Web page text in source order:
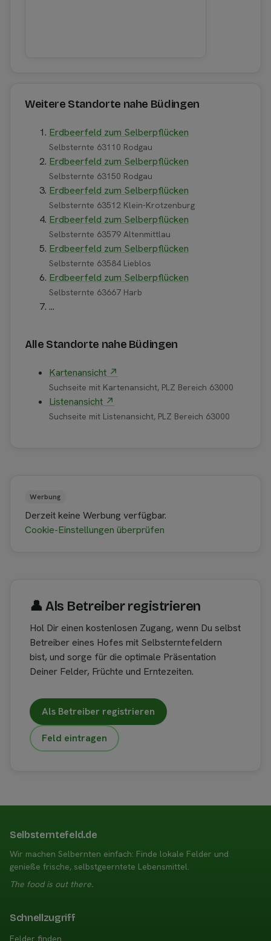
Weitere Standorte nahe Büdingen
Erdbeerfeld zum Selberpflücken
Selbsternte 63110 Rodgau
Erdbeerfeld zum Selberpflücken
Selbsternte 63150 Rodgau
Erdbeerfeld zum Selberpflücken
Selbsternte 63512 Klein-Krotzenburg
Erdbeerfeld zum Selberpflücken
Selbsternte 63579 Altenmittlau
Erdbeerfeld zum Selberpflücken
Selbsternte 63584 Lieblos
Erdbeerfeld zum Selberpflücken
Selbsternte 63667 Harb
...
Alle Standorte nahe Büdingen
Kartenansicht ↗
Suchseite mit Kartenansicht, PLZ Bereich 63000
Listenansicht ↗
Suchseite mit Listenansicht, PLZ Bereich 63000
Werbung
Derzeit keine Werbung verfügbar.
Cookie-Einstellungen überprüfen
👤︎ Als Betreiber registrieren
Hol Dir einen kostenlosen Zugang, wenn Du selbst
Betreiber eines Hofes mit Selbsterntefeldern
bist, und sorge für die optimale Präsentation
Deiner Felder, Früchte und Erntezeiten.
Als Betreiber registrieren
Feld eintragen
Selbsterntefeld.de
Wir machen Selbernten einfach: Finde lokale Felder und
genieße frische, selbstgeerntete Lebensmittel.
The food is out there.
Schnellzugriff
Felder finden